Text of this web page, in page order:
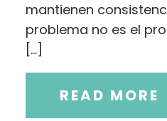
mantienen
problema no es el
[…]
READ MORE